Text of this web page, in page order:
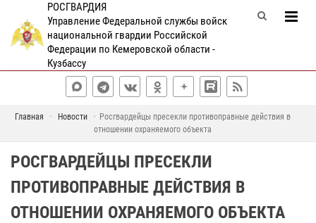
РОСГВАРДИЯ
Управление Федеральной службы войск
национальной гвардии Российской
Федерации по Кемеровской области -
Кузбассу
Главная Новости
Росгвардейцы пресекли противоправные действия в
отношении охраняемого объекта
РОСГВАРДЕЙЦЫ ПРЕСЕКЛИ
ПРОТИВОПРАВНЫЕ ДЕЙСТВИЯ В
ОТНОШЕНИИ ОХРАНЯЕМОГО ОБЪЕКТА